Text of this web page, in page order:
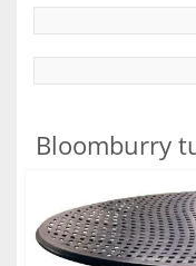
Bloomburry